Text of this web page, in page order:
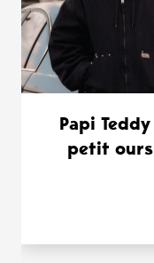
Papi
petit